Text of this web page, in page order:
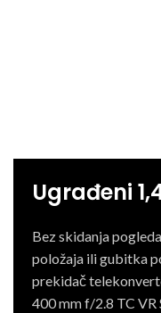
Ugrađeni
Bez skidanja
položaja ili gubitka
prekidač
400 mm f/2.8 TC